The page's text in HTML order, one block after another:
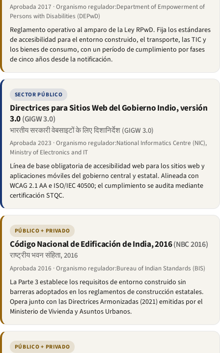
Aprobada 2017 · Organismo regulador:Department of Empowerment of
Persons with Disabilities (DEPwD)
Reglamento operativo al amparo de la Ley RPwD. Fija los estándares
de accesibilidad para el entorno construido, el transporte, las TIC y
los bienes de consumo, con un período de cumplimiento por fases
de cinco años desde la notificación.
SECTOR PÚBLICO
Directrices para Sitios Web del Gobierno Indio, versión
3.0(GIGW 3.0)
भारतीय सरकारी वेबसाइटों के लिए दिशानिर्देश (GIGW 3.0)
Aprobada 2023 · Organismo regulador:National Informatics Centre (NIC),
Ministry of Electronics and IT
Línea de base obligatoria de accesibilidad web para los sitios web y
aplicaciones móviles del gobierno central y estatal. Alineada con
WCAG 2.1 AA e ISO/IEC 40500; el cumplimiento se audita mediante
certificación STQC.
PÚBLICO + PRIVADO
Código Nacional de Edificación de India, 2016(NBC 2016)
राष्ट्रीय भवन संहिता, 2016
Aprobada 2016 · Organismo regulador:Bureau of Indian Standards (BIS)
La Parte 3 establece los requisitos de entorno construido sin
barreras adoptados en los reglamentos de construcción estatales.
Opera junto con las Directrices Armonizadas (2021) emitidas por el
Ministerio de Vivienda y Asuntos Urbanos.
PÚBLICO + PRIVADO